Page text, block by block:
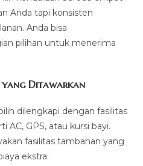
Anda tapi konsisten
Anda bisa
pilihan untuk menerima
yang Ditawarkan
dilengkapi dengan fasilitas
AC, GPS, atau kursi bayi.
fasilitas tambahan yang
ekstra.